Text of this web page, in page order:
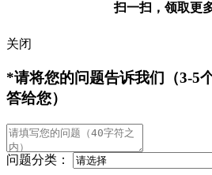
扫一扫，领取更
关闭
*请将您的问题告诉我们（3-5
答给您）
问题分类：